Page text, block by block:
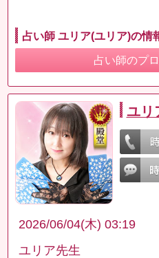
占い師 ユリア(ユリア)の情
占い師のプ
ユリ
2026/06/04(木) 03:19
ユリア先生